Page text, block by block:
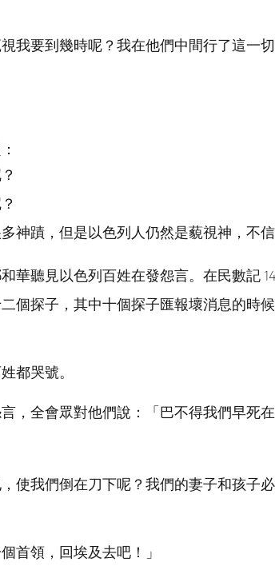
我要到幾時呢？我在他們中間行了這一
神蹟，但是以色列人仍然是藐視神，不信
華聽見以色列百姓在發怨言。在民數記
個探子，其中十個探子匯報壞消息的時
都哭號。
，全會眾對他們說：「巴不得我們早死
使我們倒在刀下呢？我們的妻子和孩子
首領，回埃及去吧！」